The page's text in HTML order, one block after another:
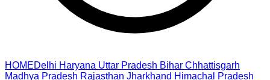
HOMEDelhi Haryana Uttar Pradesh Bihar Chhattisgarh
Madhya Pradesh Rajasthan Jharkhand Himachal Pradesh